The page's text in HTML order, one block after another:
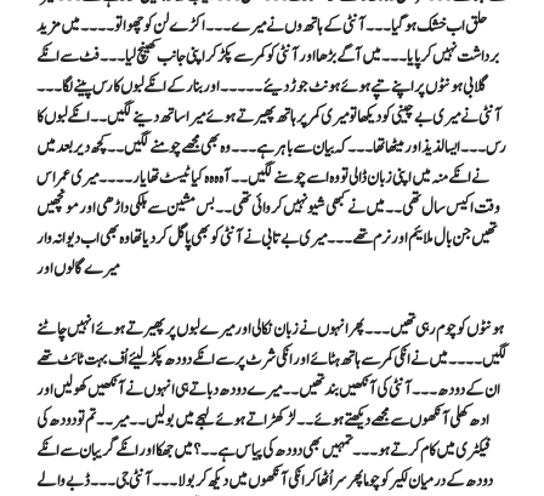
حلق اب خشک ہو گیا ۔۔۔ آنٹی کے ہاتھ وں نے میرے ۔۔۔اکڑے لن کو چھوا تو ۔۔۔۔ میں مزید
برداشت نہیں کر پایا ۔۔۔ میں آگے بڑھا اور آنٹی کو کمر سے پکڑ کر اپنی جانب کھینچ لیا ۔۔۔ فٹ سے انکے
گلابی ہونٹوں پر اپنے تپے ہوئے ہونٹ جوڑ دیئے ۔۔۔۔۔ اور بنا رکے انکے لبوں کا رس پینے لگا ۔۔۔
آنٹی نے میری بے چینی کو دیکھا تو میری کمر پر ہاتھ پھیرتے ہوئے میرا ساتھ دینے لگیں ۔۔ انکے لبوں کا
رس ۔۔۔ ایسالذیذ اور میٹھا تھا ۔۔۔ کہ بیان سے باہر ہے ۔۔۔ وہ بھی مجھے چومنے لگیں ۔۔ کچھ دیر بعد میں
نے انکے منہ میں اپنی زبان ڈالی تو وہ اسے چوسنے لگیں ۔۔آہ ہ ہ ہ کیا ٹیسٹ تھا یار ۔۔۔۔ میری عمر اس
وقت اکیس سال تھی ۔۔ میں نے کبھی شیو نہیں کروائی تھی ۔۔بس مشین سے ہلکی داڑھی اور مونچھیں
تھیں جن بال ملائیم اور نرم تھے ۔۔۔ میری بے تابی نے آنٹی کو بھی پاگل کر دیا تھا وہ بھی اب دیوانہ وار
میرے گالوں اور
ہونٹوں کو چوم رہی تھیں ۔۔۔ پھر انہوں نے زبان نکالی اور میرے لبوں پر پھیرتے ہوئے انہیں چاٹنے
لگیں ۔۔۔۔ میں نے انکی کمر سے ہاتھ ہٹائے اور انکی شرٹ پر سے انکے دودھ پکڑ لیئے اُف بہت ٹائٹ تھے
ان کے دودھ ۔۔۔ آنٹی کی آنکھیں بند تھیں ۔۔ میرے دودھ دباتے ہی انہوں نے آنکھیں کھولیں اور
ادھ کھلی آنکھوں سے مجھے دیکھتے ہوئے ۔۔ لڑکھڑاتے ہوئے لہجے میں بولیں ۔۔ میر۔۔ تم تو دودھ کی
فیکٹری میں کام کرتے ہو ۔۔۔ تمہیں بھی دودھ کی پیاس ہے ۔۔؟ میں جھکا اور انکے گریبان سے انکے
دودھ کے درمیان لکیر کو چوما پھر سر اُٹھا کر انکی آنکھوں میں دیکھ کر بولا ۔۔۔ آنٹی جی ۔۔۔ ڈبے والے